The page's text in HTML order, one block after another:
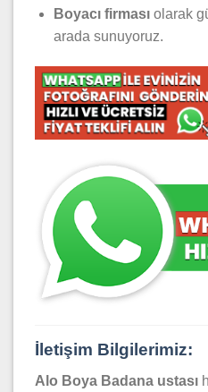
Boyacı firmasıolarak
arada sunuyoruz.
İletişim Bilgilerimiz:
Alo Boya Badana ustası